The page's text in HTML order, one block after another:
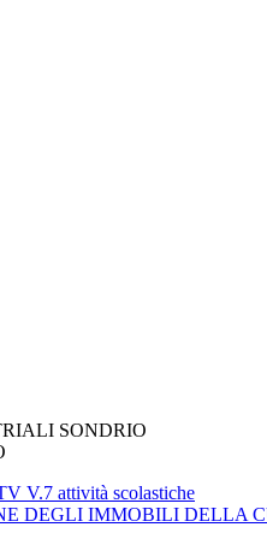
SONDRIO
V.7 attività scolastiche
DEGLI IMMOBILI DELLA